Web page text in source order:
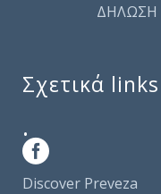
ΔΗΛΩΣΗ
Σχετικά links
.
Discover Preveza